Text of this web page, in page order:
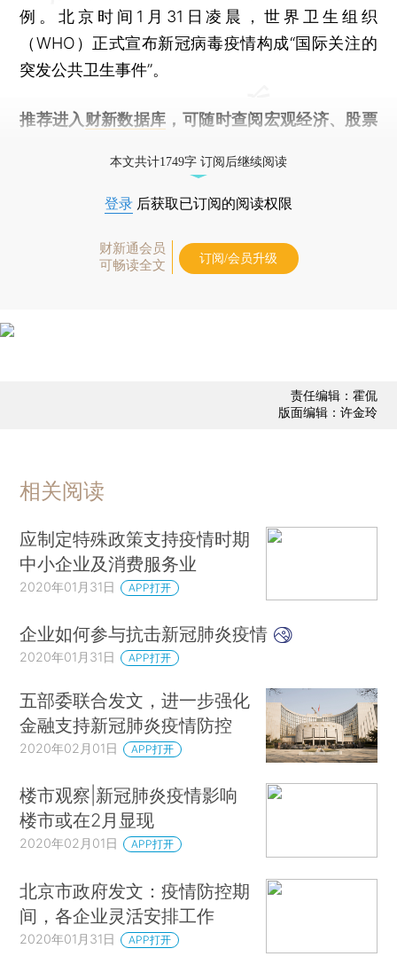
例。北京时间1月31日凌晨，世界卫生组织
（WHO）正式宣布新冠病毒疫情构成“国际关注的
突发公共卫生事件”。
推荐进入 财新数据库 ，可随时查阅宏观经济、股票
本文共计1749字 订阅后继续阅读
登录 后获取已订阅的阅读权限
财新通会员
可畅读全文
订阅/会员升级
责任编辑：霍侃
版面编辑：许金玲
相关阅读
应制定特殊政策支持疫情时期
中小企业及消费服务业
2020年01月31日 APP打开
企业如何参与抗击新冠肺炎疫情
2020年01月31日 APP打开
五部委联合发文，进一步强化
金融支持新冠肺炎疫情防控
2020年02月01日 APP打开
楼市观察|新冠肺炎疫情影响
楼市或在2月显现
2020年02月01日 APP打开
北京市政府发文：疫情防控期
间，各企业灵活安排工作
2020年01月31日 APP打开